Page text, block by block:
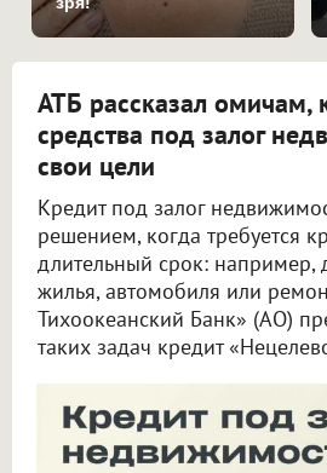
АТБ рассказал омичам,
средства под залог
свои цели
Кредит под залог
решением, когда требуется
длительный срок: например,
жилья, автомобиля или
Тихоокеанский Банк» (АО)
таких задач кредит